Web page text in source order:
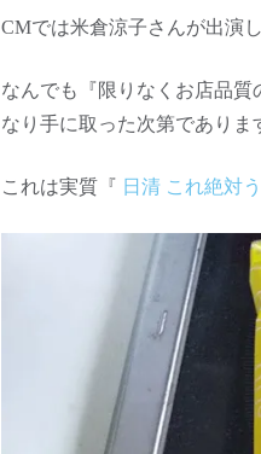
CMでは米倉涼子さんが出演
なんでも『限りなくお店品
なり手に取った次第でありま
これは実質『 日清 これ絶対